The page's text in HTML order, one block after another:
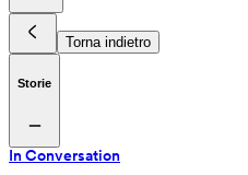
Torna indietro
Storie
In Conversation